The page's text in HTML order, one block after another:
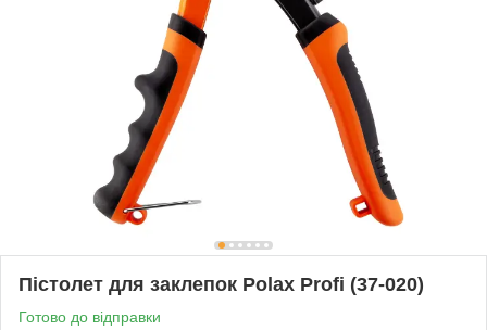
Пістолет для заклепок Polax Profi (37-020)
Готово до відправки